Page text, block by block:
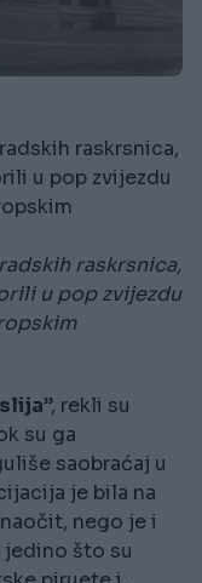
raskrsnica,
u pop zvijezdu
raskrsnica,
u pop zvijezdu
”, rekli su
su ga
saobraćaj u
je bila na
nego je i
jedino što su